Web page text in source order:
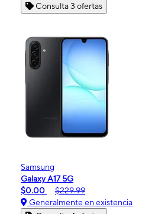
Consulta 3 ofertas
Samsung
Galaxy A17 5G
$0.00
$229.99
Generalmente en existencia